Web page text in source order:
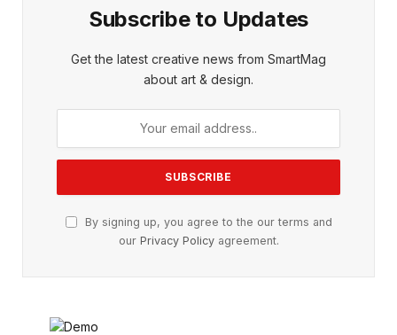
Subscribe to Updates
Get the latest creative news from SmartMag
about art & design.
By signing up, you agree to the our terms and
our Privacy Policyagreement.